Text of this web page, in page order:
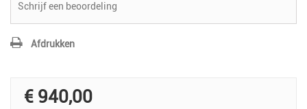
Schrijf een beoordeling
Afdrukken
€ 940,00